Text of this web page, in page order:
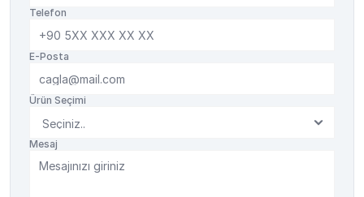
Telefon
E-Posta
Ürün Seçimi
Mesaj